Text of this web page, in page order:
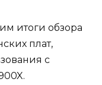
итоги обзора
плат,
с